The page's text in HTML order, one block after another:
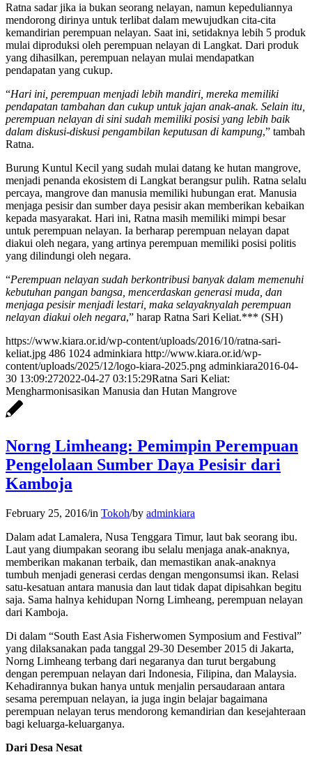
Ratna sadar jika ia bukan seorang nelayan, namun kepeduliannya
mendorong dirinya untuk terlibat dalam mewujudkan cita-cita
kemandirian perempuan nelayan. Saat ini, setidaknya lebih 5 produk
mulai diproduksi oleh perempuan nelayan di Langkat. Dari produk
yang dihasilkan, perempuan nelayan mulai mendapatkan
pendapatan yang cukup.
“Hari ini, perempuan menjadi lebih mandiri, mereka memiliki
pendapatan tambahan dan cukup untuk jajan anak-anak. Selain itu,
perempuan nelayan di sini sudah memiliki posisi yang lebih baik
dalam diskusi-diskusi pengambilan keputusan di kampung,” tambah
Ratna.
Burung Kuntul Kecil yang sudah mulai datang ke hutan mangrove,
menjadi penanda ekosistem di Langkat berangsur pulih. Ratna selalu
percaya, mangrove dan manusia memiliki hubungan erat. Manusia
menjaga pesisir dan sumber daya pesisir akan memberikan kebaikan
kepada masyarakat. Hari ini, Ratna masih memiliki mimpi besar
untuk perempuan nelayan. Ia berharap perempuan nelayan dapat
diakui oleh negara, yang artinya perempuan memiliki posisi politis
yang dilindungi oleh negara.
“Perempuan nelayan sudah berkontribusi banyak dalam memenuhi
kebutuhan pangan bangsa, mencerdaskan generasi muda, dan
menjaga pesisir menjadi lestari, maka selayaknyalah perempuan
nelayan diakui oleh negara,” harap Ratna Sari Keliat.*** (SH)
https://www.kiara.or.id/wp-content/uploads/2016/10/ratna-sari-
keliat.jpg 486 1024 adminkiara http://www.kiara.or.id/wp-
content/uploads/2025/12/logo-kiara-2025.png adminkiara2016-04-
30 13:09:272022-04-27 03:15:29Ratna Sari Keliat:
Mengharmonisasikan Manusia dan Hutan Mangrove
Norng Limheang: Pemimpin Perempuan
Pengelolaan Sumber Daya Pesisir dari
Kamboja
February 25, 2016/in Tokoh/by adminkiara
Dalam adat Lamalera, Nusa Tenggara Timur, laut bak seorang ibu.
Laut yang diumpakan seorang ibu selalu menjaga anak-anaknya,
memberikan makanan terbaik, dan memastikan anak-anaknya
tumbuh menjadi generasi cerdas dengan mengonsumsi ikan. Relasi
satu-kesatuan antara manusia dan laut tidak dapat dipisahkan begitu
saja. Sama halnya kehidupan Norng Limheang, perempuan nelayan
dari Kamboja.
Di dalam “South East Asia Fisherwomen Symposium and Festival”
yang dilaksanakan pada tanggal 29-30 Desember 2015 di Jakarta,
Norng Limheang terbang dari negaranya dan turut bergabung
dengan perempuan nelayan dari Indonesia, Filipina, dan Malaysia.
Kehadirannya bukan hanya untuk menjalin persaudaraan antara
sesama perempuan nelayan, ia juga ingin belajar bagaimana
perempuan nelayan terus mendorong kemandirian dan kesejahteraan
bagi keluarga-keluarganya.
Dari Desa Nesat